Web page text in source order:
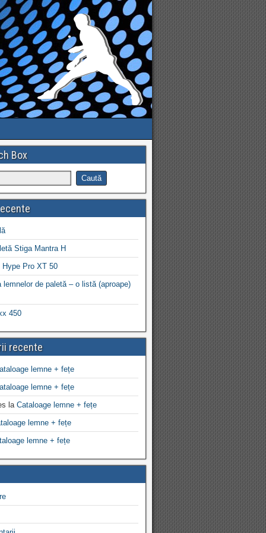
Box
Stiga Mantra H
Hype Pro XT 50
lemnelor de paletă – o listă (aproape)
450
recente
lemne + fețe
lemne + fețe
la Cataloage lemne + fețe
lemne + fețe
lemne + fețe